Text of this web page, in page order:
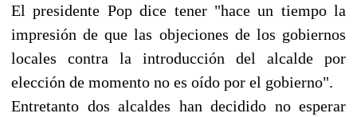
El presidente Pop dice tener "hace un tiempo la
impresión de que las objeciones de los gobiernos
locales contra la introducción del alcalde por
elección de momento no es oído por el gobierno".
Entretanto dos alcaldes han decidido no esperar